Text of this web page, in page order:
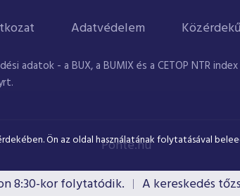
8:30-kor folytatódik. A kereskedés
Adatvédelem
adatok - a BUX, a BUMIX és a CETOP NTR
Ponte.hu
Ön az oldal használatának folytatásával